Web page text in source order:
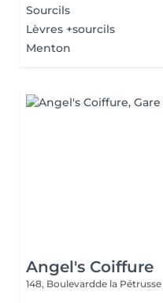
Sourcils
Lèvres +sourcils
Menton
Angel's Coiffure
148, Boulevardde la Pétrusse